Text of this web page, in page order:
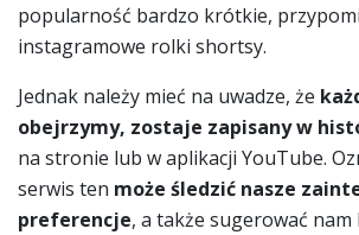
popularność bardzo krótkie,
instagramowe rolki shortsy.
Jednak należy mieć na uwadze, że
obejrzymy, zostaje zapisany w
na stronie lub w aplikacji YouTube.
serwis ten może śledzić nasze
preferencje, a także sugerować